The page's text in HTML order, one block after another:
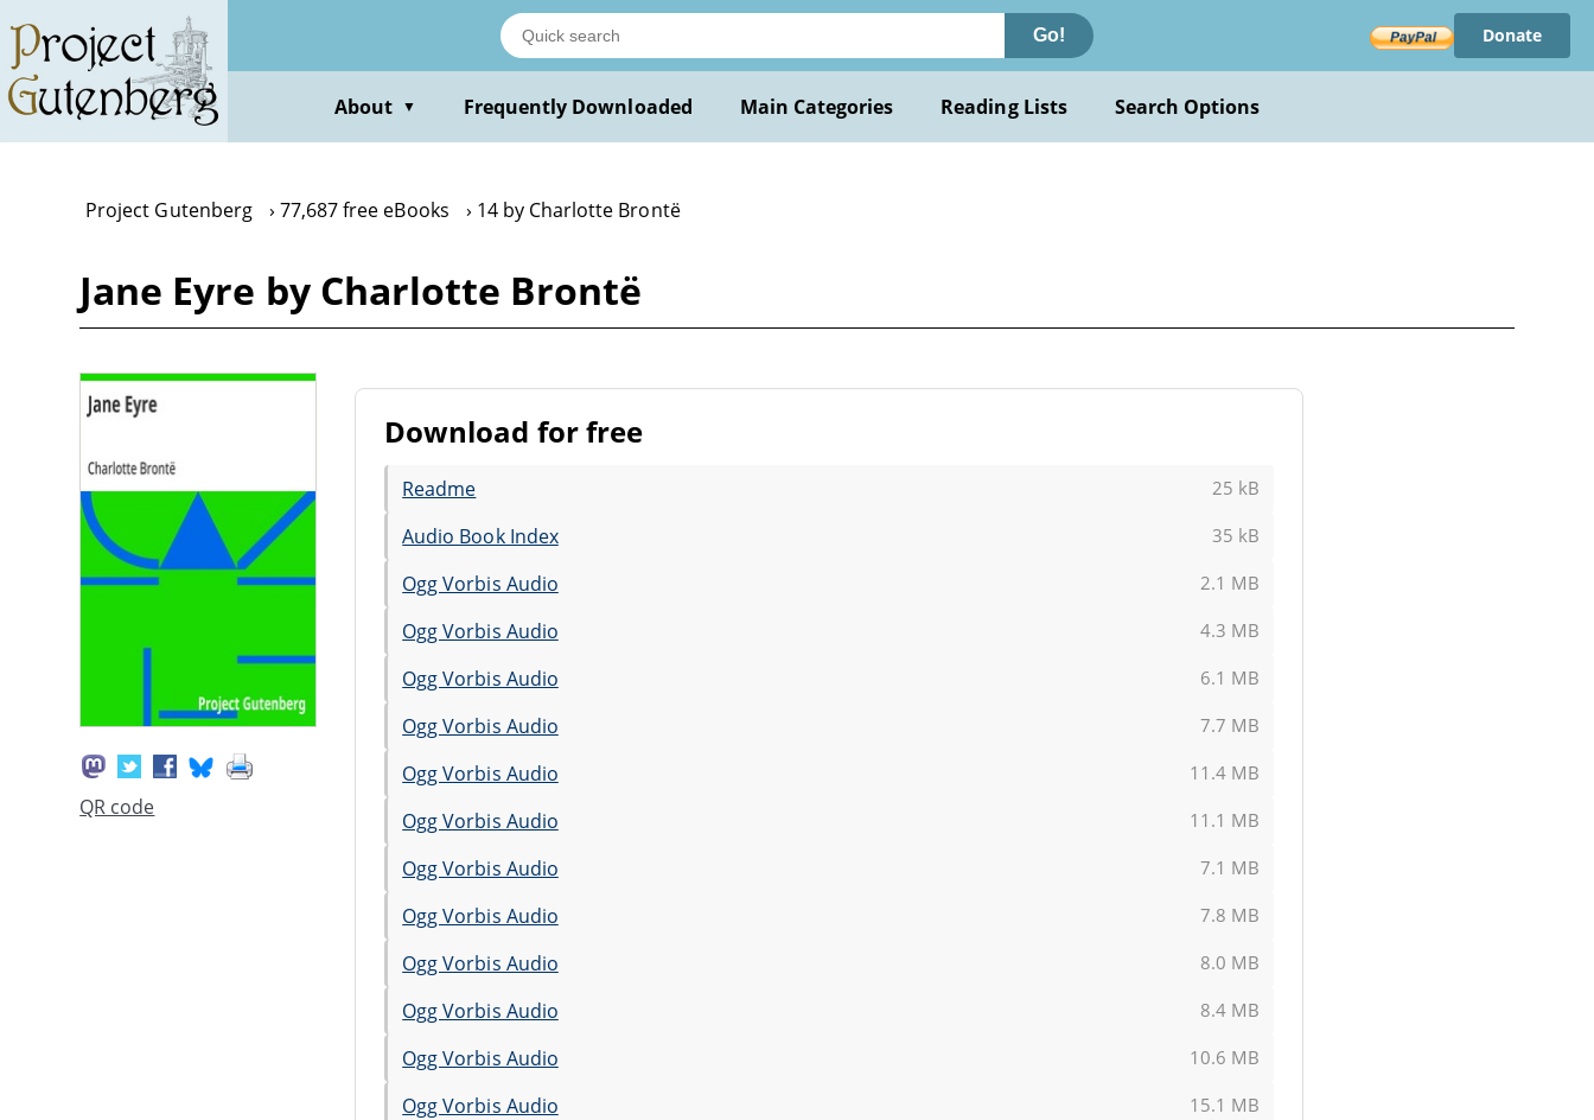
main
content
Go! Donate
About ▼ Frequently Downloaded Main Categories Reading Lists Search Options
Project Gutenberg 77,687 free eBooks 14 by Charlotte Brontë
Jane Eyre by Charlotte Brontë
QR code
Download for free
Readme 25 kB
Audio Book Index 35 kB
Ogg Vorbis Audio 2.1 MB
Ogg Vorbis Audio 4.3 MB
Ogg Vorbis Audio 6.1 MB
Ogg Vorbis Audio 7.7 MB
Ogg Vorbis Audio 11.4 MB
Ogg Vorbis Audio 11.1 MB
Ogg Vorbis Audio 7.1 MB
Ogg Vorbis Audio 7.8 MB
Ogg Vorbis Audio 8.0 MB
Ogg Vorbis Audio 8.4 MB
Ogg Vorbis Audio 10.6 MB
Ogg Vorbis Audio 15.1 MB